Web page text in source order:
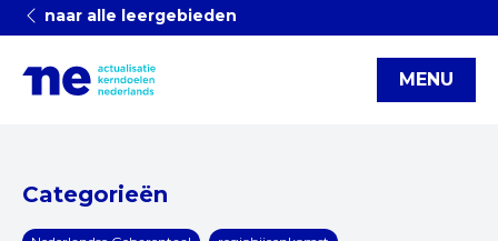
naar alle leergebieden
MENU
Categorieën